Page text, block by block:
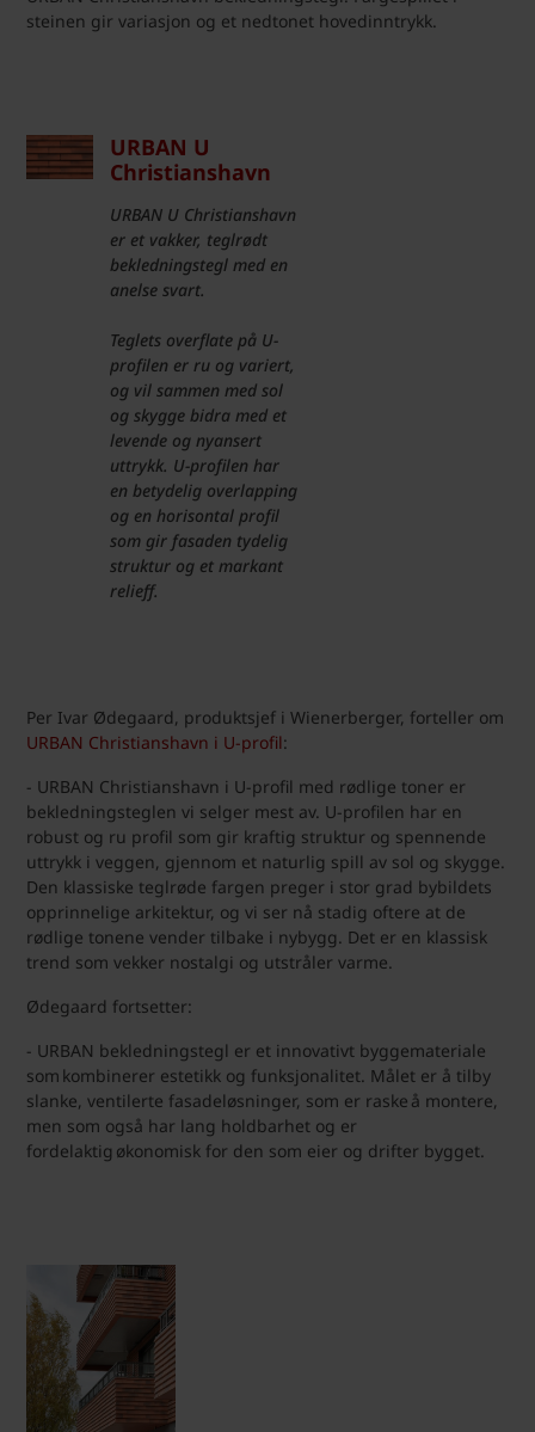
steinen gir variasjon og et nedtonet hovedinntrykk.
URBAN U
Christianshavn
URBAN U Christianshavn
er et vakker, teglrødt
bekledningstegl med en
anelse svart.
Teglets overflate på U-
profilen er ru og variert,
og vil sammen med sol
og skygge bidra med et
levende og nyansert
uttrykk. U-profilen har
en betydelig overlapping
og en horisontal profil
som gir fasaden tydelig
struktur og et markant
relieff.
Per Ivar Ødegaard, produktsjef i Wienerberger, forteller om
URBAN Christianshavn i U-profil:
- URBAN Christianshavn i U-profil med rødlige toner er
bekledningsteglen vi selger mest av. U-profilen har en
robust og ru profil som gir kraftig struktur og spennende
uttrykk i veggen, gjennom et naturlig spill av sol og skygge.
Den klassiske teglrøde fargen preger i stor grad bybildets
opprinnelige arkitektur, og vi ser nå stadig oftere at de
rødlige tonene vender tilbake i nybygg. Det er en klassisk
trend som vekker nostalgi og utstråler varme.
Ødegaard fortsetter:
- URBAN bekledningstegl er et innovativt byggemateriale
som kombinerer estetikk og funksjonalitet. Målet er å tilby
slanke, ventilerte fasadeløsninger, som er raske å montere,
men som også har lang holdbarhet og er
fordelaktig økonomisk for den som eier og drifter bygget.